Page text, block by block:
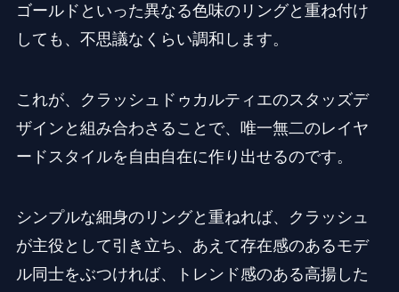
ゴールドといった異なる色味のリングと重ね付け
しても、不思議なくらい調和します。
これが、クラッシュドゥカルティエのスタッズデ
ザインと組み合わさることで、唯一無二のレイヤ
ードスタイルを自由自在に作り出せるのです。
シンプルな細身のリングと重ねれば、クラッシュ
が主役として引き立ち、あえて存在感のあるモデ
ル同士をぶつければ、トレンド感のある高揚した